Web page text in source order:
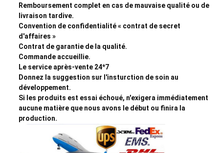
Remboursement complet en cas de mauvaise qualité ou de
livraison tardive.
Convention de confidentialité « contrat de secret
d'affaires »
Contrat de garantie de la qualité.
Commande accueillie.
Le service après-vente 24*7
Donnez la suggestion sur l'insturction de soin au
développement.
Si les produits est essai échoué, n'exigera immédiatement
aucune matière que nous avons le début ou finira la
production.